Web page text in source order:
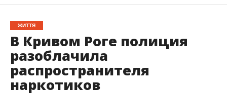
ЖИТТЯ
В Кривом Роге полиция
разоблачила
распространителя
наркотиков